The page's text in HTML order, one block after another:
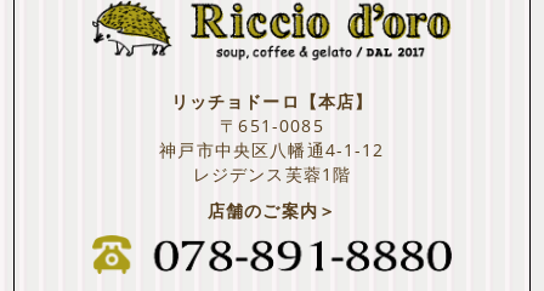
リッチョドーロ【本店】
〒651-0085
神戸市中央区八幡通4-1-12
レジデンス芙蓉1階
店舗のご案内＞